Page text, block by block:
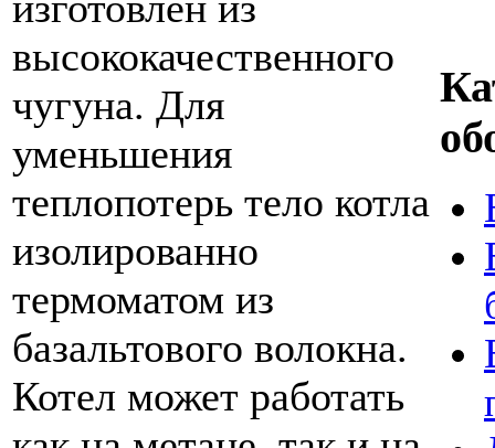
высококачественного
чугуна. Для
уменьшения
теплопотерь тело котла
изолированно
термоматом из
базальтового волокна.
Котел может работать